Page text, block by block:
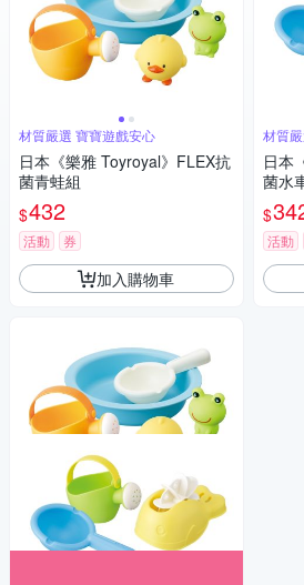
材質嚴選 寶寶遊戲安心
日本《樂雅 Toyroyal》FLEX抗
菌青蛙組
$432
活動 券
加入購物車
材質
日本
菌水
$
活動